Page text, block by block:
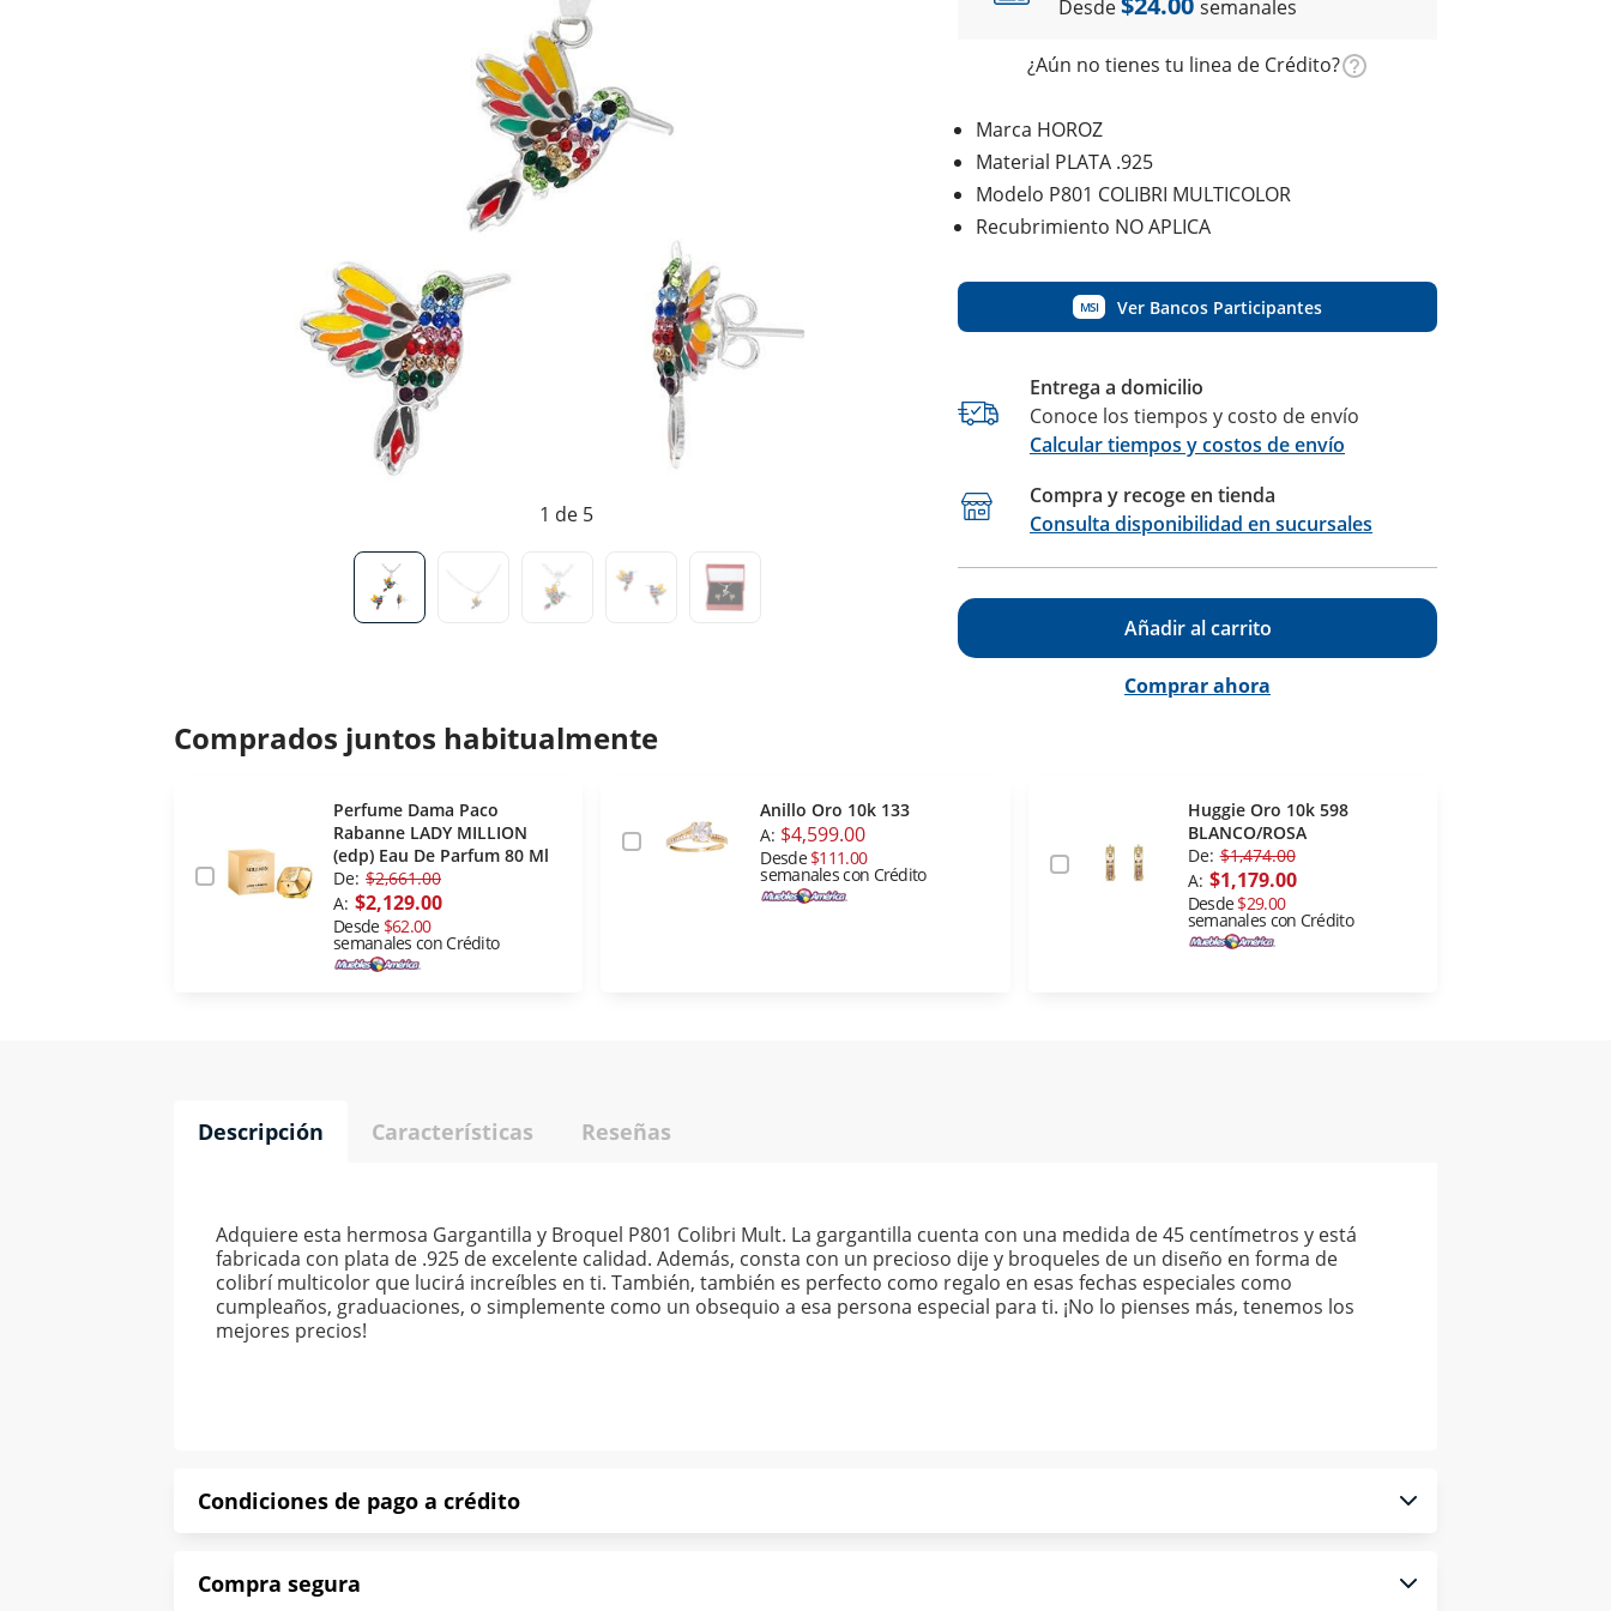
1 de 5
Desde
semanales
¿Aún no tienes tu linea de Crédito?
Marca HOROZ
Material PLATA .925
Modelo P801 COLIBRI MULTICOLOR
Recubrimiento NO APLICA
MSI Ver Bancos Participantes
Entrega a domicilio
Conoce los tiempos y costo de envío
Calcular tiempos y costos de envío
Compra y recoge en tienda
Consulta disponibilidad en sucursales
Añadir al carrito
Comprar ahora
Comprados juntos habitualmente
Perfume Dama Paco
Rabanne LADY MILLION
(edp) Eau De Parfum 80 Ml
De: $2,661.00
A: $2,129.00
Desde $62.00
semanales con Crédito
Anillo Oro 10k 133
A: $4,599.00
Desde$111.00
semanales con Crédito
Huggie Oro 10k 598
BLANCO/ROSA
De: $1,474.00
A: $1,179.00
Desde$29.00
semanales con Crédito
Descripción Características Reseñas
Adquiere esta hermosa Gargantilla y Broquel P801 Colibri Mult. La gargantilla cuenta con una medida de 45 centímetros y está
fabricada con plata de .925 de excelente calidad. Además, consta con un precioso dije y broqueles de un diseño en forma de
colibrí multicolor que lucirá increíbles en ti. También, también es perfecto como regalo en esas fechas especiales como
cumpleaños, graduaciones, o simplemente como un obsequio a esa persona especial para ti. ¡No lo pienses más, tenemos los
mejores precios!
Condiciones de pago a crédito
Compra segura